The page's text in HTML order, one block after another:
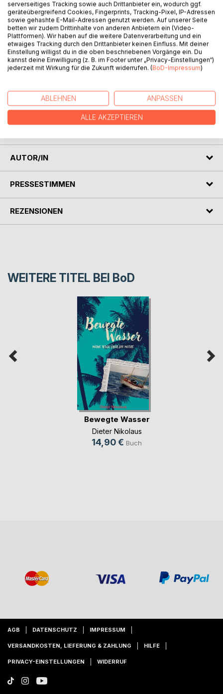
Auf die Merkliste
Titel bewerten
BESCHREIBUNG
Die Erzählung Handel von de Erlebnissen und Begegnungen
AUTOR/IN
PRESSESTIMMEN
REZENSIONEN
WEITERE TITEL BEI BoD
Bewegte Wasser
Dieter Nikolaus
14,90 € Buch
AGB DATENSCHUTZ IMPRESSUM
VERSANDKOSTEN, LIEFERUNG & ZAHLUNG HILFE
PRIVACY-EINSTELLUNGEN WIDERRUF
serverseitiges Tracking sowie auch Drittanbieter ein, wodurch ggf.
geräteübergreifend Cookies, Fingerprints, Tracking-Pixel, IP-Adressen
sowie gehashte E-Mail-Adressen genutzt werden. Auf unserer Seite
betten wir zudem Drittinhalte von anderen Anbietern ein (Video-
Plattformen). Wir haben auf die weitere Datenverarbeitung und ein
etwaiges Tracking durch den Drittanbieter keinen Einfluss. Mit deiner
Einstellung willigst du in die oben beschriebenen Vorgänge ein. Du
kannst deine Einwilligung (z. B. im Footer unter „Privacy-Einstellungen“)
jederzeit mit Wirkung für die Zukunft widerrufen. (BoD-Impressum)
ABLEHNEN ANPASSEN
ALLE AKZEPTIEREN